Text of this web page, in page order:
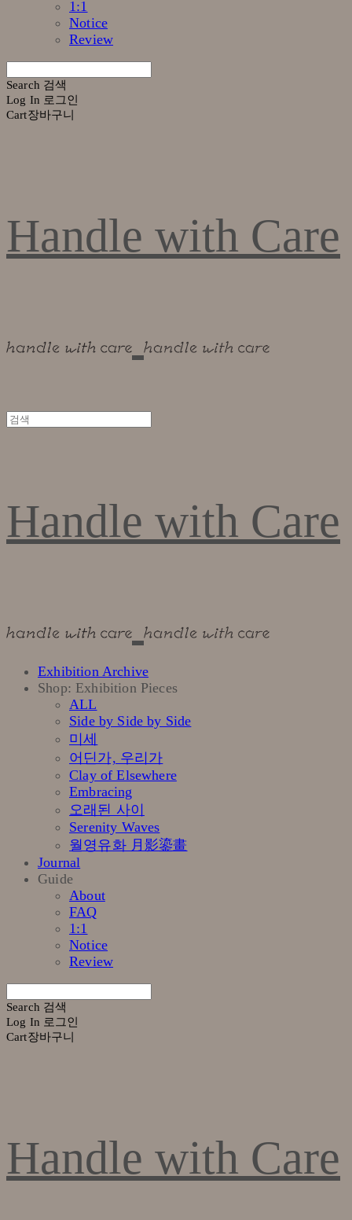
1:1
Notice
Review
Search 검색
Log In 로그인
Cart장바구니
Handle with Care
Handle with Care
Exhibition Archive
Shop: Exhibition Pieces
ALL
Side by Side by Side
미세
어딘가, 우리가
Clay of Elsewhere
Embracing
오래된 사이
Serenity Waves
월영유화 月影鎏畫
Journal
Guide
About
FAQ
1:1
Notice
Review
Search 검색
Log In 로그인
Cart장바구니
Handle with Care